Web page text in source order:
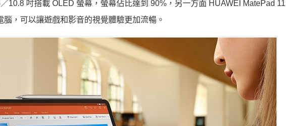
10.8 吋搭載 OLED 螢幕，螢幕佔比達到 90%，另一方面 HUAWEI MatePad
，可以讓遊戲和影音的視覺體驗更加流暢。